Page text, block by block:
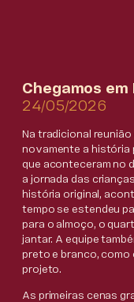
Chegamos em
24/05/2026
Na tradicional
novamente a história
que aconteceram no
a jornada das
história original,
tempo se estendeu
para o almoço, o
jantar. A equipe
preto e branco, como
projeto.
As primeiras cenas